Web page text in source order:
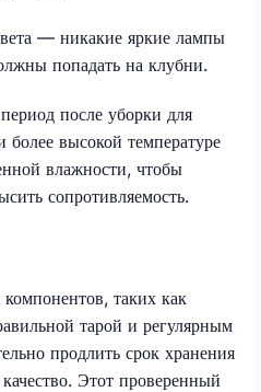
— никакие яркие лампы
попадать на клубни.
после уборки для
более высокой температуре
влажности, чтобы
сопротивляемость.
таких как
тарой и регулярным
продлить срок хранения
Этот проверенный